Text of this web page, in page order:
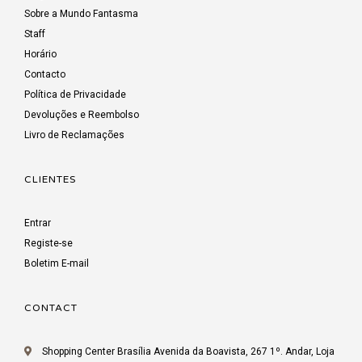
Sobre a Mundo Fantasma
Staff
Horário
Contacto
Política de Privacidade
Devoluções e Reembolso
Livro de Reclamações
CLIENTES
Entrar
Registe-se
Boletim E-mail
CONTACT
Shopping Center Brasília Avenida da Boavista, 267 1º. Andar, Loja